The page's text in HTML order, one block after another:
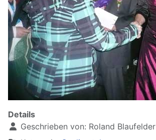
Details
Geschrieben von: Roland Blaufelder